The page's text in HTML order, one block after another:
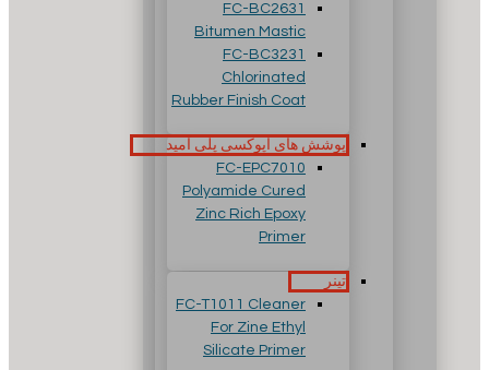
FC-BC2631
Bitumen Mastic
FC-BC3231
Chlorinated
Rubber Finish Coat
پوشش های اپوکسی پلی آمید
FC-EPC7010
Polyamide Cured
Zinc Rich Epoxy
Primer
تینر
FC-T1011 Cleaner
For Zine Ethyl
Silicate Primer